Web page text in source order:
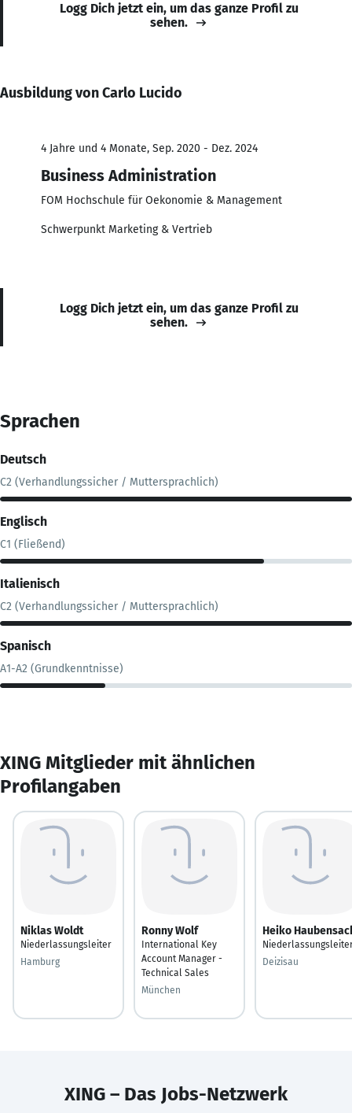
Logg Dich jetzt ein, um das ganze Profil zu
sehen.
Ausbildung von Carlo Lucido
4 Jahre und 4 Monate, Sep. 2020 - Dez. 2024
Business Administration
FOM Hochschule für Oekonomie & Management
Schwerpunkt Marketing & Vertrieb
Logg Dich jetzt ein, um das ganze Profil zu
sehen.
Sprachen
Deutsch
C2 (Verhandlungssicher / Muttersprachlich)
Englisch
C1 (Fließend)
Italienisch
C2 (Verhandlungssicher / Muttersprachlich)
Spanisch
A1-A2 (Grundkenntnisse)
XING Mitglieder mit ähnlichen
Profilangaben
Niklas Woldt
Niederlassungsleiter
Hamburg
Ronny Wolf
International Key
Account Manager -
Technical Sales
München
Heiko
Deizisau
XING – Das Jobs-Netzwerk